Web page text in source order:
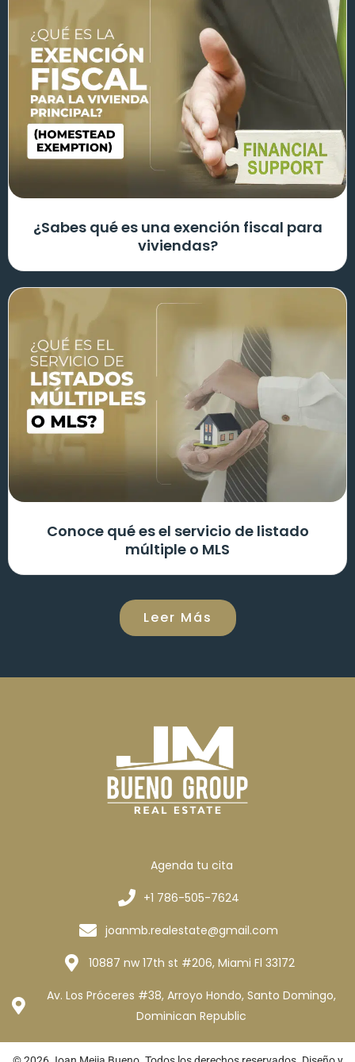
¿Sabes qué es una exención fiscal para
viviendas?
Conoce qué es el servicio de listado
múltiple o MLS
Leer Más
Agenda tu cita
+1 786-505-7624
joanmb.realestate@gmail.com
10887 nw 17th st #206, Miami Fl 33172
Av. Los Próceres #38, Arroyo Hondo, Santo Domingo,
Dominican Republic